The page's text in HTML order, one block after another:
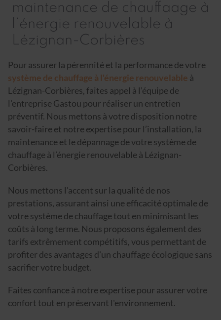
maintenance de chauffaage à
l’énergie renouvelable à
Lézignan-Corbières
Pour assurer la pérennité et la performance de votre
système de chauffage à l'énergie renouvelable à
Lézignan-Corbières, faites appel à l’équipe de
l'entreprise Gastou pour réaliser un entretien
préventif. Nous mettons à votre disposition notre
savoir-faire et notre expertise pour l’installation, la
maintenance et le dépannage de votre système de
chauffage à l’énergie renouvelable à Lézignan-
Corbières.
Nous mettons l'accent sur la qualité de nos
prestations, assurant ainsi une efficacité optimale de
votre système de chauffage tout en minimisant les
coûts à long terme. Nous proposons également des
tarifs extrêmement compétitifs, vous permettant de
profiter des avantages d'un chauffage écologique sans
sacrifier votre budget.
Faites confiance à notre expertise pour assurer votre
confort tout en préservant l'environnement.